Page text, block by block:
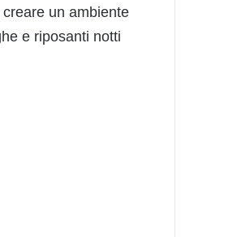
un ambiente
e riposanti notti